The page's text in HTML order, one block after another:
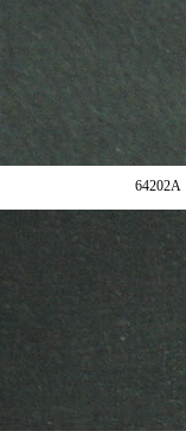
64202A